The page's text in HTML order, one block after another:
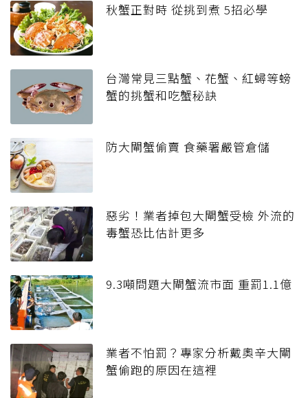
秋蟹正對時 從挑到煮 5招必學
台灣常見三點蟹、花蟹、紅蟳等螃
蟹的挑蟹和吃蟹秘訣
防大閘蟹偷賣 食藥署嚴管倉儲
惡劣！業者掉包大閘蟹受檢 外流的
毒蟹恐比估計更多
9.3噸問題大閘蟹流市面 重罰1.1億
業者不怕罰？專家分析戴奧辛大閘
蟹偷跑的原因在這裡